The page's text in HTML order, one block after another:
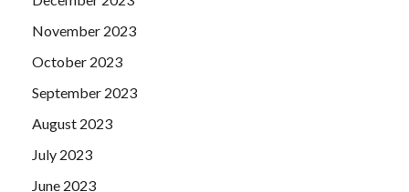
November 2023
October 2023
September 2023
August 2023
July 2023
June 2023